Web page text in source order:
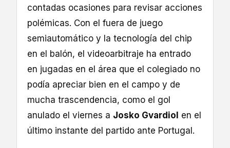
contadas ocasiones para revisar acciones
polémicas. Con el fuera de juego
semiautomático y la tecnología del chip
en el balón, el videoarbitraje ha entrado
en jugadas en el área que el colegiado no
podía apreciar bien en el campo y de
mucha trascendencia, como el gol
anulado el viernes a Josko Gvardiol en el
último instante del partido ante Portugal.